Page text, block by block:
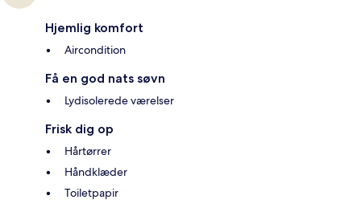
Hjemlig komfort
Aircondition
Få en god nats søvn
Lydisolerede værelser
Frisk dig op
Hårtørrer
Håndklæder
Toiletpapir